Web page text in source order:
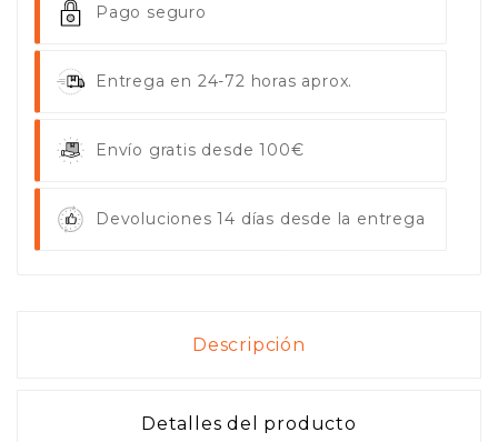
Pago seguro
Entrega en 24-72 horas aprox.
Envío gratis desde 100€
Devoluciones 14 días desde la entrega
Descripción
Detalles del producto